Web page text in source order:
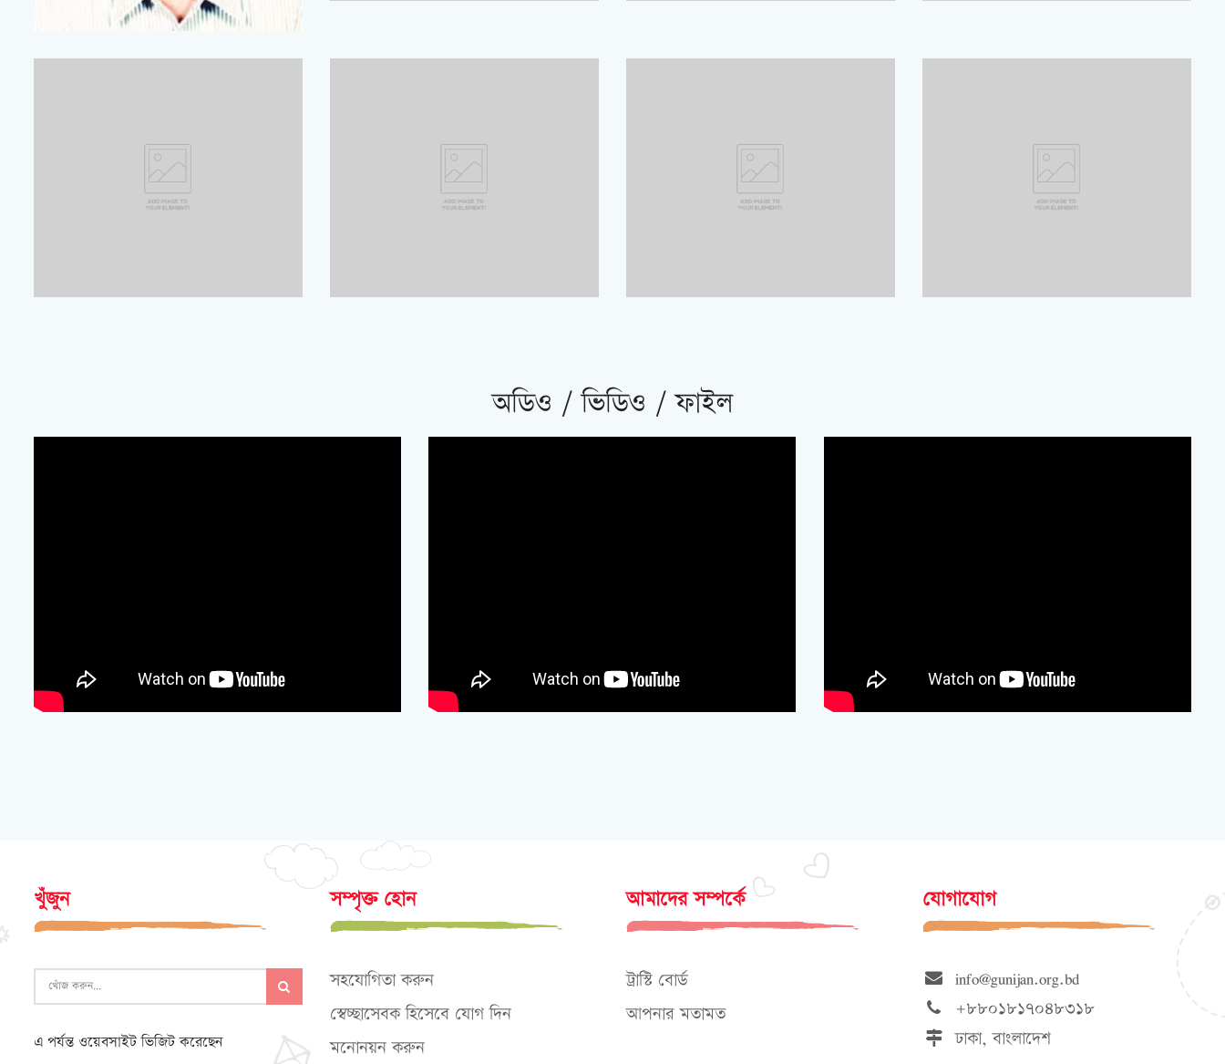
অডিও / ভিডিও / ফাইল
খুঁজুন
এ পর্যন্ত ওয়েবসাইট ভিজিট করেছেন
সম্পৃক্ত হোন
সহযোগিতা করুন
স্বেচ্ছাসেবক হিসেবে যোগ দিন
মনোনয়ন করুন
আমাদের সম্পর্কে
ট্রাস্টি বোর্ড
আপনার মতামত
যোগাযোগ
info@gunijan.org.bd
+৮৮০১৮১৭০৪৮৩১৮
ঢাকা, বাংলাদেশ